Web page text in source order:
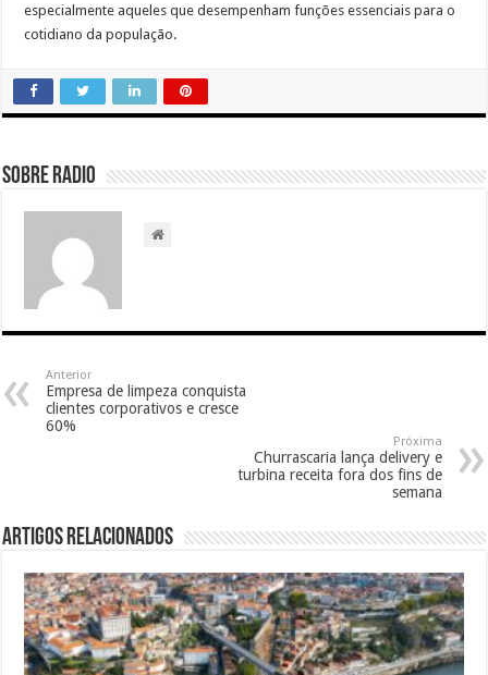
especialmente aqueles que desempenham funções essenciais para o
cotidiano da população.
Sobre radio
Anterior
Empresa de limpeza conquista
clientes corporativos e cresce
60%
Próxima
Churrascaria lança delivery e
turbina receita fora dos fins de
semana
Artigos relacionados